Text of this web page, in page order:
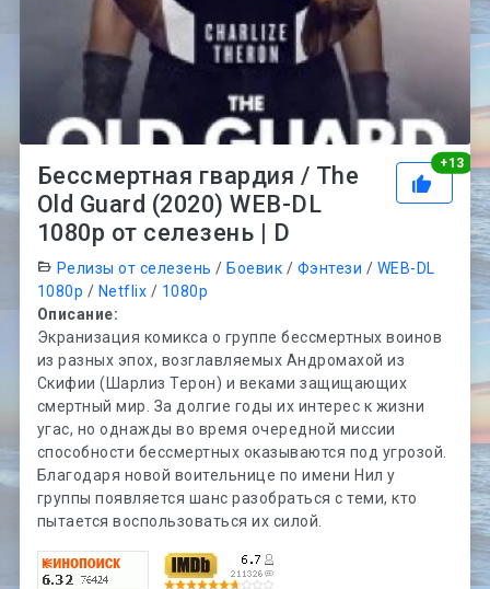
+13
Бессмертная гвардия / The
Old Guard (2020) WEB-DL
1080p от селезень | D
Релизы от селезень / Боевик / Фэнтези / WEB-DL
1080p / Netflix / 1080p
Описание:
Экранизация комикса о группе бессмертных воинов
из разных эпох, возглавляемых Андромахой из
Скифии (Шарлиз Терон) и веками защищающих
смертный мир. За долгие годы их интерес к жизни
угас, но однажды во время очередной миссии
способности бессмертных оказываются под угрозой.
Благодаря новой воительнице по имени Нил у
группы появляется шанс разобраться с теми, кто
пытается воспользоваться их силой.